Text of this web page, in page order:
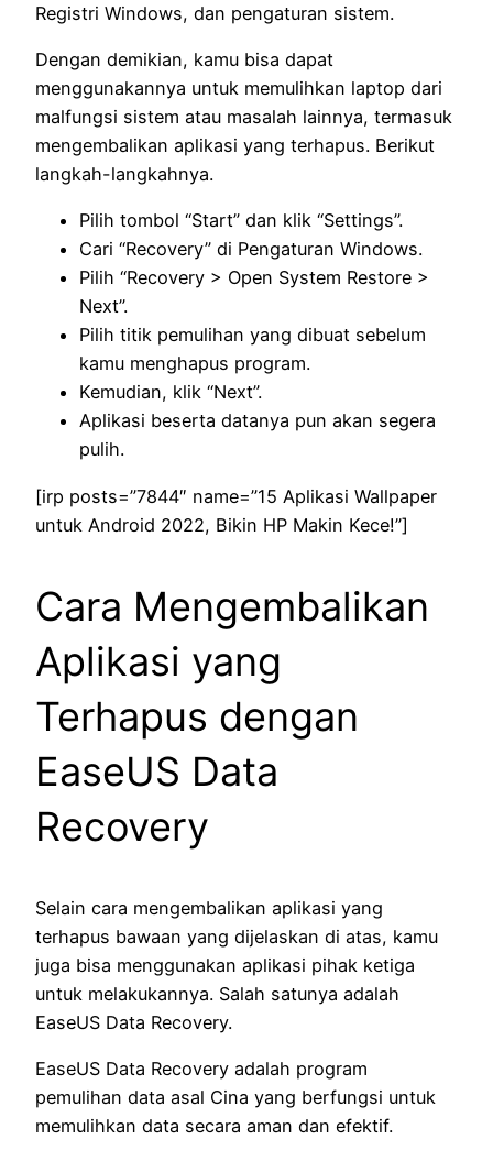
Registri Windows, dan pengaturan sistem.
Dengan demikian, kamu bisa dapat
menggunakannya untuk memulihkan laptop dari
malfungsi sistem atau masalah lainnya, termasuk
mengembalikan aplikasi yang terhapus. Berikut
langkah-langkahnya.
Pilih tombol “Start” dan klik “Settings”.
Cari “Recovery” di Pengaturan Windows.
Pilih “Recovery > Open System Restore >
Next”.
Pilih titik pemulihan yang dibuat sebelum
kamu menghapus program.
Kemudian, klik “Next”.
Aplikasi beserta datanya pun akan segera
pulih.
[irp posts=”7844″ name=”15 Aplikasi Wallpaper
untuk Android 2022, Bikin HP Makin Kece!”]
Cara Mengembalikan
Aplikasi yang
Terhapus dengan
EaseUS Data
Recovery
Selain cara mengembalikan aplikasi yang
terhapus bawaan yang dijelaskan di atas, kamu
juga bisa menggunakan aplikasi pihak ketiga
untuk melakukannya. Salah satunya adalah
EaseUS Data Recovery.
EaseUS Data Recovery adalah program
pemulihan data asal Cina yang berfungsi untuk
memulihkan data secara aman dan efektif.